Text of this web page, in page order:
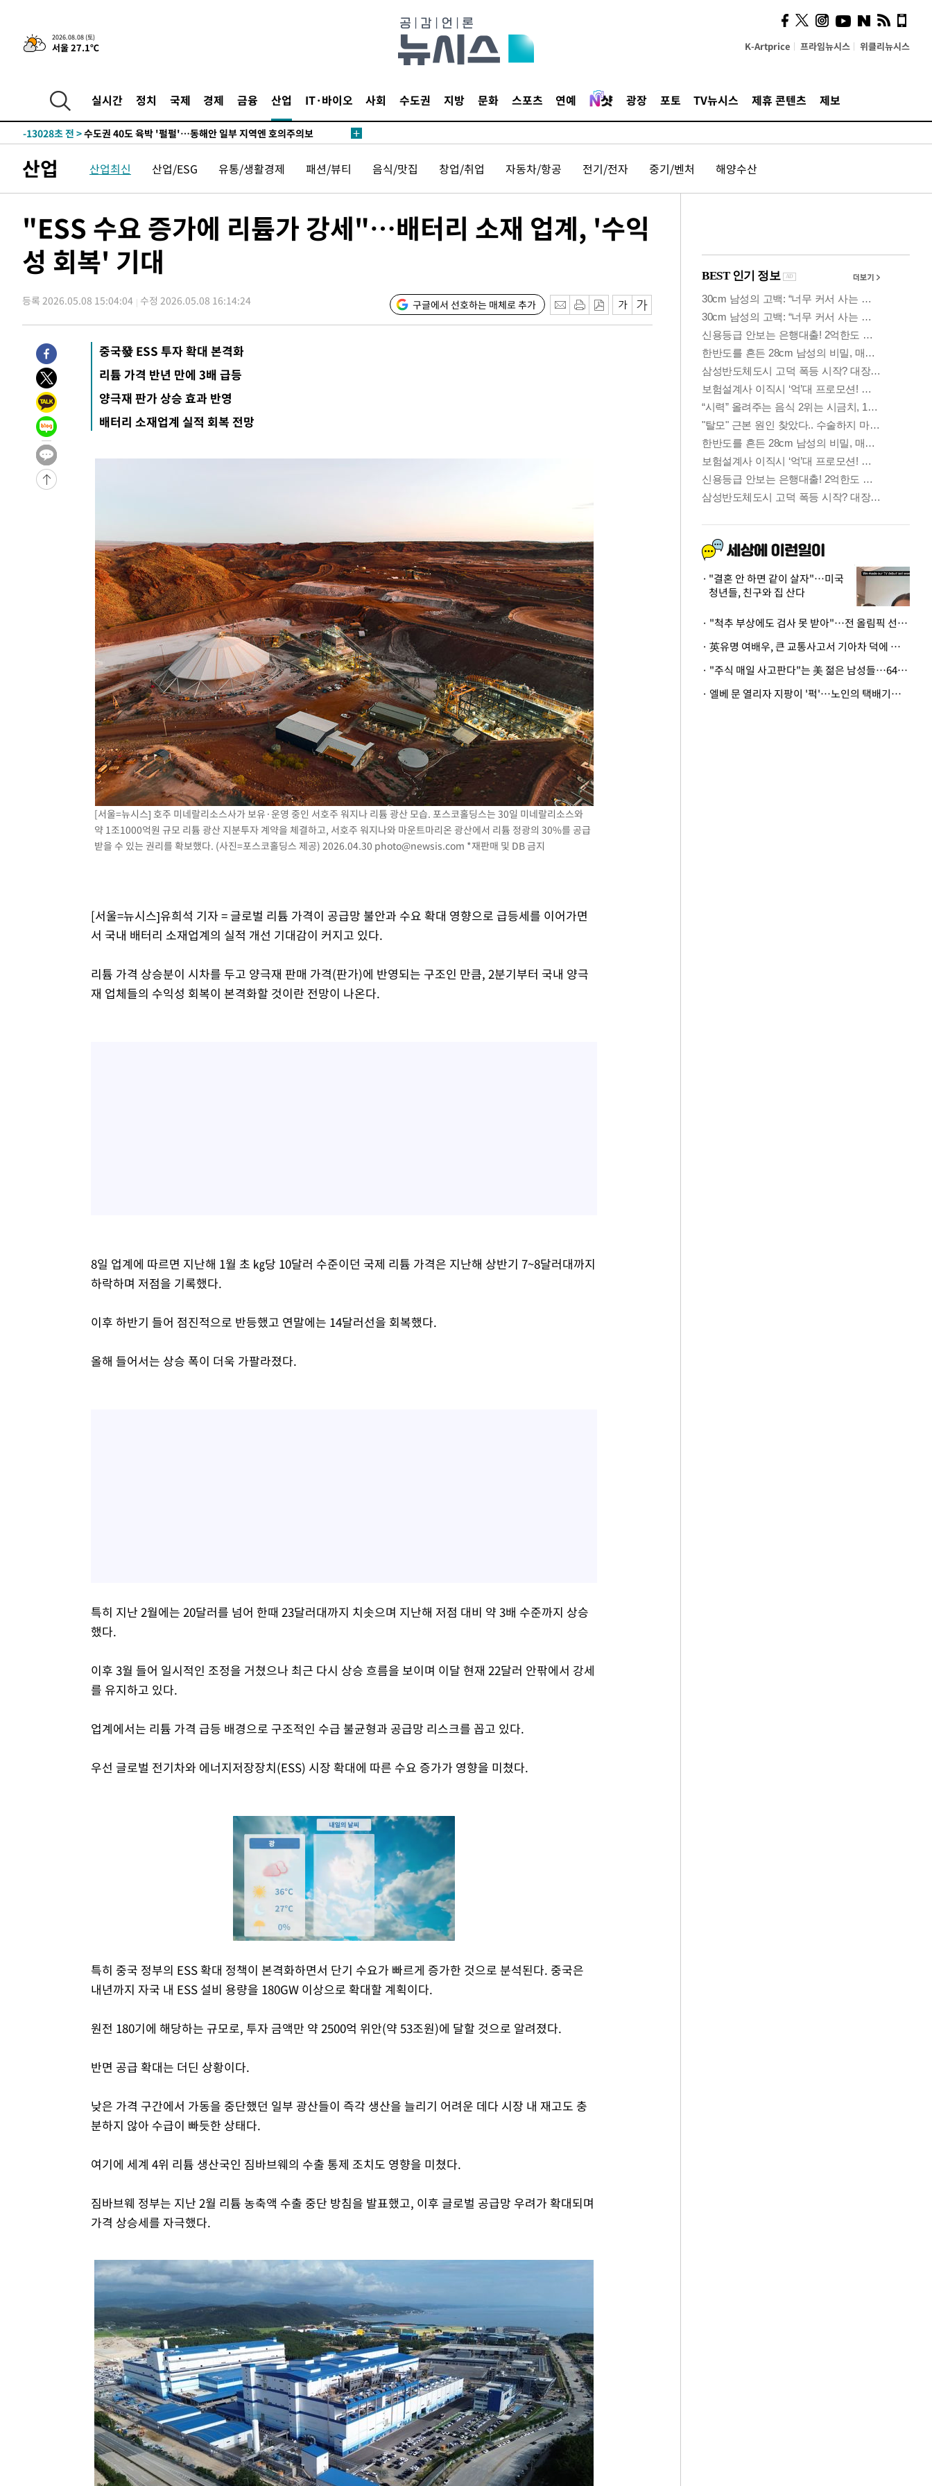
2026.08.08 (토)
서울 27.1℃ K-Artprice 프라임뉴시스 위클리뉴시스
실시간 정치 국제 경제 금융 산업 IT·바이오 사회 수도권 지방 문화 스포츠 연예 광장 포토 TV뉴시스 제휴 콘텐츠 제보
청래 44.56%
-20733초 전 >[속보]與 대표 경선 제주·인천 당원투표…金 47.75%·鄭
42.08%·宋 10.17%
-20267초 전 > 이강인 "아틀레티코 이적 기뻐…등번호 7번 의미보단 팀 위해 뛸
-13976초 전 >
낮 최고 35도 '무더위'…동해안 시간당 30㎜ '강한 비'[내일날씨]
-13246초 전 >
틀레티코 이적"
-13028초 전 >수도권 40도 육박 '펄펄'…동해안 일부 지역엔 호의주의보
-5942초 전 >
강릉에 시간당 81.4㎜ 물폭탄…도로 잠기고 담벼락 붕괴
-2049초 전 >백운산서 80년근 천종산삼 9뿌리 발견…감정가 1.3억원
45분 전 >남자 농구, 나고야 아시안게임서 '홈팀' 일본과 한일전
55분 전 >여수 오동도 해상서 모터보트 전복…1명 사망·1명 실종
1시간 전 >극한폭염 한풀 꺾이지만…'낮 최고 35도' 무더위, 열대야 계속[다음주
3시간 전 >[속보]'압수수색·성접대 논란' 축구협회 "실망과 걱정 안겨드려 죄송"
6시간 전 >'최고 37도' 폭염 지속…강원동해안 최대 150㎜ 비
8시간 전 >
[속보]뉴욕증시 상승 마감…S&P 0.6% 나스닥 1.3%↑
-30471초 전 >
이란 "호르무즈 재개방 합의 근접…美 배상 선행돼야"
-21518초 전 >
한민수·김용 순
-21471초 전 >
[속보]김민석, 與 전대 당원투표 누적 득표율 45.42%로 1위… 정
청래 44.56%
-20753초 전 >
[속보]與 대표 경선 제주·인천 당원투표…金 47.75%·鄭
42.08%·宋 10.17%
-20287초 전 >
것"
-20222초 전 >
-13996초 전 >
온열질환 사망자 3명 늘어…누적 환자 3000명 돌파
강릉에 시간당 81.4㎜ 물폭탄…도로 잠기고 담벼락 붕괴
백운산서 80년근 천종산삼 9뿌리 발견…감정가 1.3억원
선재도서 해루질 나섰다 실종 60대, 닷새 만에 숨진 채 발견
남자 농구, 나고야 아시안게임서 '홈팀' 일본과 한일전
여수 오동도 해상서 모터보트 전복…1명 사망·1명 실종
극한폭염 한풀 꺾이지만…'낮 최고 35도' 무더위, 열대야 계속[다음주
축구협회 "압수수색·성접대 논란 사과…쇄신의 기회로 삼겠다"
[속보]'압수수색·성접대 논란' 축구협회 "실망과 걱정 안겨드려 죄송"
'최고 37도' 폭염 지속…강원동해안 최대 150㎜ 비
[속보]뉴욕증시 상승 마감…S&P 0.6% 나스닥 1.3%↑
산업 산업최신 산업/ESG 유통/생활경제 패션/뷰티 음식/맛집 창업/취업 자동차/항공 전기/전자 중기/벤처 해양수산
"ESS 수요 증가에 리튬가 강세"…배터리 소재 업계, '수익
성 회복' 기대
등록 2026.05.08 15:04:04 수정 2026.05.08 16:14:24 구글에서 선호하는 매체로 추가
중국發 ESS 투자 확대 본격화
리튬 가격 반년 만에 3배 급등
양극재 판가 상승 효과 반영
배터리 소재업계 실적 회복 전망
[서울=뉴시스] 호주 미네랄리소스사가 보유·운영 중인 서호주 워지나 리튬 광산 모습. 포스코홀딩스는 30일 미네랄리소스와
약 1조1000억원 규모 리튬 광산 지분투자 계약을 체결하고, 서호주 워지나와 마운트마리온 광산에서 리튬 정광의 30%를 공급
받을 수 있는 권리를 확보했다. (사진=포스코홀딩스 제공) 2026.04.30 photo@newsis.com *재판매 및 DB 금지
[서울=뉴시스]유희석 기자 = 글로벌 리튬 가격이 공급망 불안과 수요 확대 영향으로 급등세를 이어가면
서 국내 배터리 소재업계의 실적 개선 기대감이 커지고 있다.
리튬 가격 상승분이 시차를 두고 양극재 판매 가격(판가)에 반영되는 구조인 만큼, 2분기부터 국내 양극
재 업체들의 수익성 회복이 본격화할 것이란 전망이 나온다.
8일 업계에 따르면 지난해 1월 초 ㎏당 10달러 수준이던 국제 리튬 가격은 지난해 상반기 7~8달러대까지
하락하며 저점을 기록했다.
이후 하반기 들어 점진적으로 반등했고 연말에는 14달러선을 회복했다.
올해 들어서는 상승 폭이 더욱 가팔라졌다.
특히 지난 2월에는 20달러를 넘어 한때 23달러대까지 치솟으며 지난해 저점 대비 약 3배 수준까지 상승
했다.
이후 3월 들어 일시적인 조정을 거쳤으나 최근 다시 상승 흐름을 보이며 이달 현재 22달러 안팎에서 강세
를 유지하고 있다.
업계에서는 리튬 가격 급등 배경으로 구조적인 수급 불균형과 공급망 리스크를 꼽고 있다.
우선 글로벌 전기차와 에너지저장장치(ESS) 시장 확대에 따른 수요 증가가 영향을 미쳤다.
Mute
특히 중국 정부의 ESS 확대 정책이 본격화하면서 단기 수요가 빠르게 증가한 것으로 분석된다. 중국은
내년까지 자국 내 ESS 설비 용량을 180GW 이상으로 확대할 계획이다.
원전 180기에 해당하는 규모로, 투자 금액만 약 2500억 위안(약 53조원)에 달할 것으로 알려졌다.
반면 공급 확대는 더딘 상황이다.
낮은 가격 구간에서 가동을 중단했던 일부 광산들이 즉각 생산을 늘리기 어려운 데다 시장 내 재고도 충
분하지 않아 수급이 빠듯한 상태다.
여기에 세계 4위 리튬 생산국인 짐바브웨의 수출 통제 조치도 영향을 미쳤다.
짐바브웨 정부는 지난 2월 리튬 농축액 수출 중단 방침을 발표했고, 이후 글로벌 공급망 우려가 확대되며
가격 상승세를 자극했다.
사이 해답 찾았죠"…알을
깨고 나온 '초자아'
"결혼 안 하면 같이 살자"…미국
청년들, 친구와 집 산다
· "척추 부상에도 검사 못 받아"…전 올림픽 선수, 美봅슬레이협회 상대 소송
· 英유명 여배우, 큰 교통사고서 기아차 덕에 살았다
· "주식 매일 사고판다"는 美 젊은 남성들…64%가 "나는 인생의 패배자“
· 엘베 문 열리자 지팡이 '퍽'…노인의 택배기사 폭행 이유